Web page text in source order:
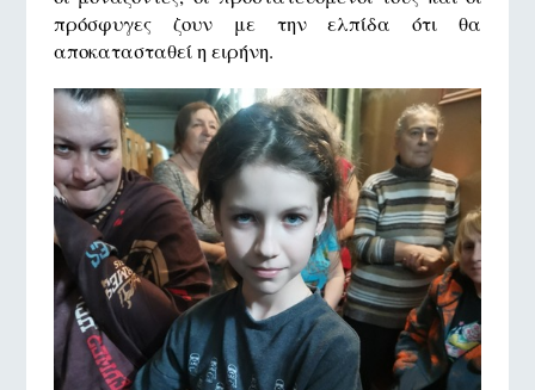
πρόσφυγες ζουν με την ελπίδα ότι θα
αποκατασταθεί η ειρήνη.